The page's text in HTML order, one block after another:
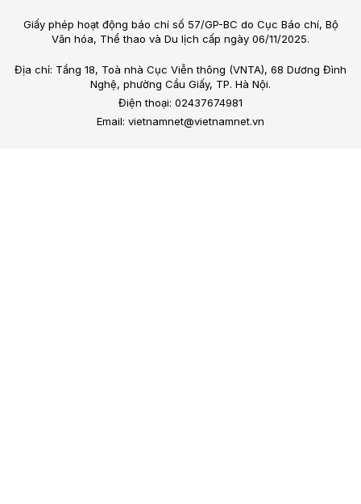
Giấy phép hoạt động báo chí số 57/GP-BC do Cục Báo chí, Bộ
Văn hóa, Thể thao và Du lịch cấp ngày 06/11/2025.
Địa chỉ: Tầng 18, Toà nhà Cục Viễn thông (VNTA), 68 Dương Đình
Nghệ, phường Cầu Giấy, TP. Hà Nội.
Điện thoại: 02437674981
Email: vietnamnet@vietnamnet.vn